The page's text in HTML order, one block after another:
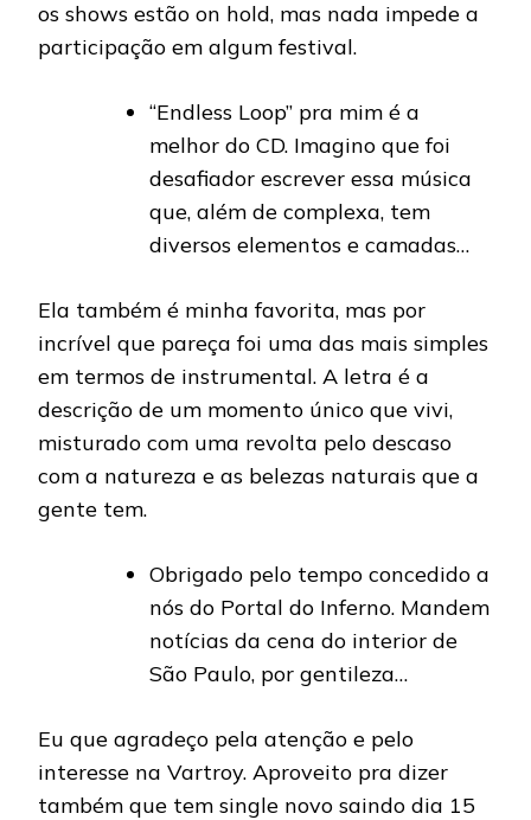
os shows estão on hold, mas nada impede a
participação em algum festival.
“Endless Loop” pra mim é a
melhor do CD. Imagino que foi
desafiador escrever essa música
que, além de complexa, tem
diversos elementos e camadas…
Ela também é minha favorita, mas por
incrível que pareça foi uma das mais simples
em termos de instrumental. A letra é a
descrição de um momento único que vivi,
misturado com uma revolta pelo descaso
com a natureza e as belezas naturais que a
gente tem.
Obrigado pelo tempo concedido a
nós do Portal do Inferno. Mandem
notícias da cena do interior de
São Paulo, por gentileza…
Eu que agradeço pela atenção e pelo
interesse na Vartroy. Aproveito pra dizer
também que tem single novo saindo dia 15